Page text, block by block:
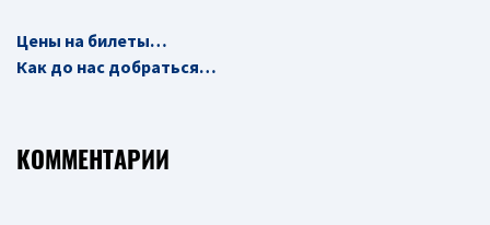
Цены на билеты…
Как до нас добраться…
КОММЕНТАРИИ